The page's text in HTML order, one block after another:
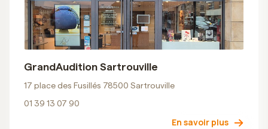
GrandAudition Sartrouville
17 place des Fusillés 78500 Sartrouville
01 39 13 07 90
En savoir plus